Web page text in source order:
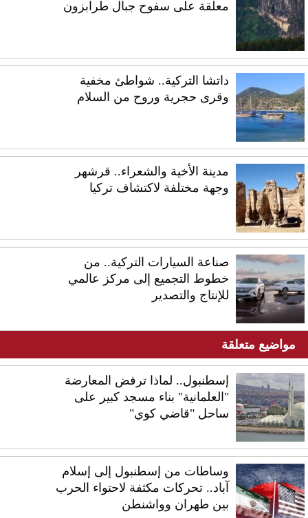
معلقة على سفوح جبال طرابزون
داتشا التركية.. شواطئ مخفية
وقرى حجرية وروح من السلام
مدينة الأخية والشعراء.. قرشهر
وجهة مختلفة لاكتشاف تركيا
صناعة السيارات التركية.. من
خطوط التجميع إلى مركز عالمي
للإنتاج والتصدير
مواضيع متعلقة
إسطنبول.. لماذا ترفض المعارضة
"العلمانية" بناء مسجد كبير على
ساحل "قاضي كوي"
وساطات من إسطنبول إلى إسلام
آباد.. تحركات مكثفة لاحتواء الحرب
بين طهران وواشنطن